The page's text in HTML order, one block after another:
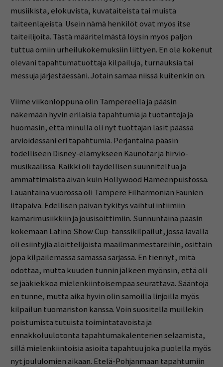
musiikista, elokuvista, kuvataiteista tai muista
taiteenlajeista. Usein nämä henkilöt ovat myös itse
taiteilijoita. Tästä määritelmästä löysin myös paljon
tuttua omiin urheilukokemuksiin liittyen. En ole kokenut
olevani tapahtumatuottaja kilpailuja, turnauksia tai
messuja järjestäessäni. Jotain samaa niissä kuitenkin on.
Viime viikonloppuna olin Tampereella ja pääsin
näkemään hyvin erilaisia tapahtumia ja tuotantoja ja
huomasin, että minulla oli nyt tuottajan lasit päässä
arvioidessani eri tapahtumia. Perjantaina pääsin
todelliseen Disney-elämykseen Kaunotar ja hirvio-
musikaalissa. Kaikki oli täydellisen suunniteltua ja
ammattimaista aivan kuin Hollywood Hämeenpuistossa.
Lauantaina vuorossa oli Tampere Filharmonian Faunien
iltapäivä. Edellisen päivän tykitys vaihtui intiimiin
kamarimusiikkiin ja jousisoittimiin. Sunnuntaina pääsin
kokemaan Latino Show Cup-tanssikilpailut, jossa lavalla
oli esiintyjiä aloittelijoista maailmanmestareihin, osittain
jopa kilpailemassa samassa sarjassa. En tiennyt, mitä
odottaa, mutta kuuden tunnin jälkeen myönsin, että oli
se jääkiekkoa mielenkiintoisempaa seurattava. Sääntöjä
en tunne, mutta aika hyvin olin samoilla linjoilla myös
kilpailun tuomariston kanssa. Voin suositella muillekin
poistumista tutuista toimintatavoista ja
ennakkoluulotonta tapahtumakalenterien selaamista,
sillä mielenkiintoisia asioita tapahtuu joka puolella myös
nyt joululomien aikaan. Etelä-Pohjanmaan tapahtumiin